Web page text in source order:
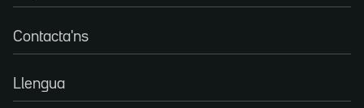
Contacta'ns
Llengua